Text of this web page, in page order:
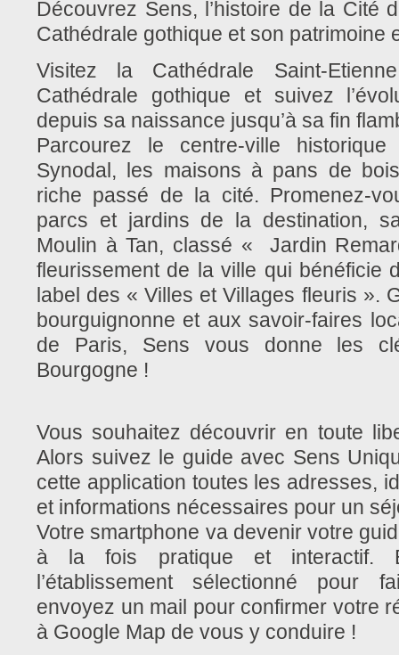
Découvrez Sens, l’histoire de la Cité
Cathédrale gothique et son patrimoine
Visitez la Cathédrale Saint-
Cathédrale gothique et suivez
depuis sa naissance jusqu’à sa fin
Parcourez le centre-ville
Synodal, les maisons à pans de
riche passé de la cité. Promenez-
parcs et jardins de la destination,
Moulin à Tan, classé « Jardin
fleurissement de la ville qui bénéficie
label des « Villes et Villages fleuris ».
bourguignonne et aux savoir-faires
de Paris, Sens vous donne les
Bourgogne !
Vous souhaitez découvrir en toute
Alors suivez le guide avec Sens
cette application toutes les adresses,
et informations nécessaires pour un
Votre smartphone va devenir votre
à la fois pratique et interactif.
l’établissement sélectionné pour
envoyez un mail pour confirmer votre
à Google Map de vous y conduire !